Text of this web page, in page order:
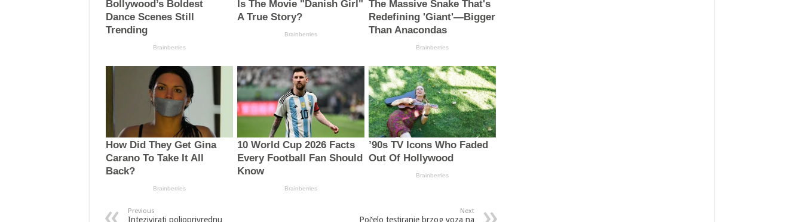
Previous
Intezivirati poljoprivrednu
Next
Počelo testiranje brzog voza na